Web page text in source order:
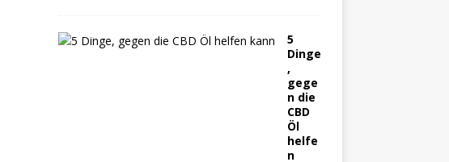
5
Dinge
,
gege
n die
CBD
Öl
helfe
n